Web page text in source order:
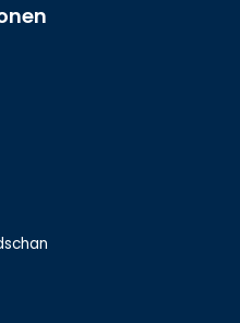
in der Türkei